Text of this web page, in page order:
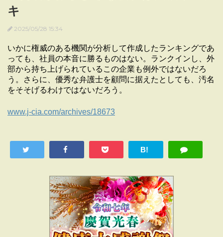
キ
2025/05/28 15:34
いかに権威のある機関が分析して作成したランキングであ
っても、社員の本音に勝るものはない。ランクインし、外
部から持ち上げられているこの企業も例外ではないだろ
う。さらに、優秀な弁護士を顧問に据えたとしても、汚名
をそそげるわけではないだろう。
www.j-cia.com/archives/18673
B!